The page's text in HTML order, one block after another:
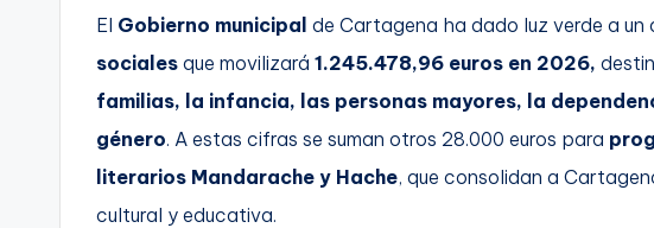
El Gobierno municipal de Cartagena ha dado luz verde a un
sociales que movilizará 1.245.478,96 euros en 2026,
familias, la infancia, las personas mayores, la
género. A estas cifras se suman otros 28.000 euros para
literarios Mandarache y Hache, que consolidan a
cultural y educativa.